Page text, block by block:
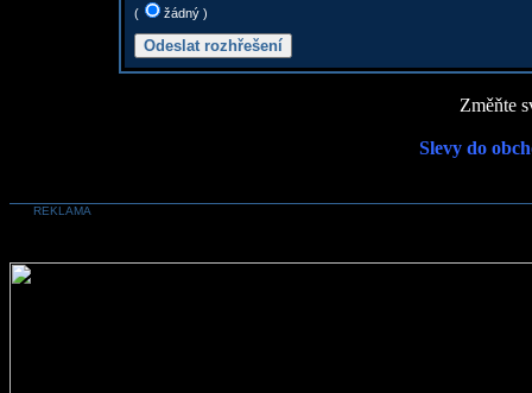
(
žádný )
Změňte
Slevy do
REKLAMA